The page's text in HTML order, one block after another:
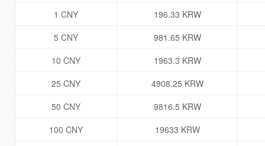
1 CNY
196.33 KRW
5 CNY
981.65 KRW
10 CNY
1963.3 KRW
25 CNY
4908.25 KRW
50 CNY
9816.5 KRW
100 CNY
19633 KRW